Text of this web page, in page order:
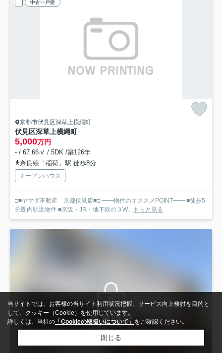
中古一戸建
京都市伏見区深草上横縄町
伏見区深草上横縄町
5,000万円
- / 67.66㎡ / 5DK /築126年
奈良線「稲荷」駅 徒歩8分
オープンハウス
□■ヤマダ不動産 京都伏見店■□ ━━物件のオススメPOINT━━ ■徒歩5
分圏内駅近物件 ■京阪・JR・地下鉄の３W... もっと見る
会員限定
当サイトでは、お客様の当サイト利用状況把握、サービス向上検討を目的と
して、クッキー（Cookie）を使用しています。
詳しくは、当社の 「Cookieの取扱いについて」 をご確認ください。
閉じる